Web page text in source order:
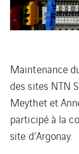
Maintenance
des sites NTN
Meythet et
participé à la
site d’Argonay.